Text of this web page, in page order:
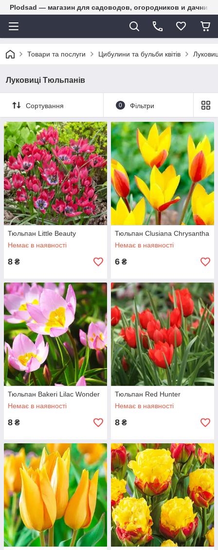
Plodsad — магазин для садоводов, огородников и
Товари та послуги Цибулини та бульби квітів
Луковиці Тюльпанів
Сортування 0 Фільтри
Тюльпан Little Beauty
Немає в наявності
8 ₴
Тюльпан Clusiana Chrysantha
Немає в наявності
6 ₴
Тюльпан Bakeri Lilac Wonder
Немає в наявності
8 ₴
Тюльпан Red Hunter
Немає в наявності
8 ₴